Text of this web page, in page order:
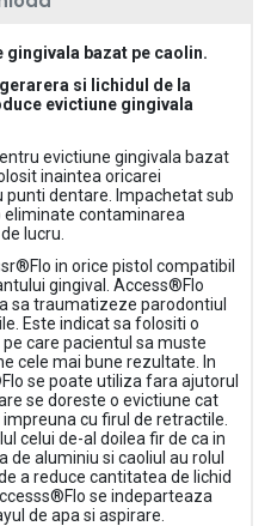
bazat pe caolin.
si lichidul de la
evictiune gingivala
evictiune gingivala bazat
inaintea oricarei
dentare. Impachetat sub
contaminarea
lucru.
in orice pistol compatibil
gingival. Access®Flo
sa traumatizeze parodontiul
Este indicat sa folositi o
care pacientul sa muste
cele mai bune rezultate. In
se poate utiliza fara ajutorul
se doreste o evictiune cat
cu firul de retractile.
celui de-al doilea fir de ca in
de aluminiu si caoliul au rolul
a reduce cantitatea de lichid
se indeparteaza
de apa si aspirare.